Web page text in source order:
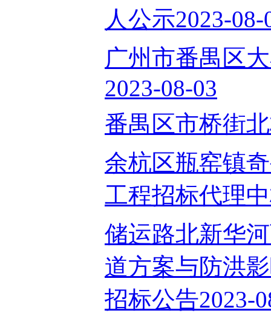
人公示2023-08-
广州市番禺区
2023-08-03
番禺区市桥街
余杭区瓶窑镇
工程招标代理
储运路北新华
道方案与防洪
招标公告2023-